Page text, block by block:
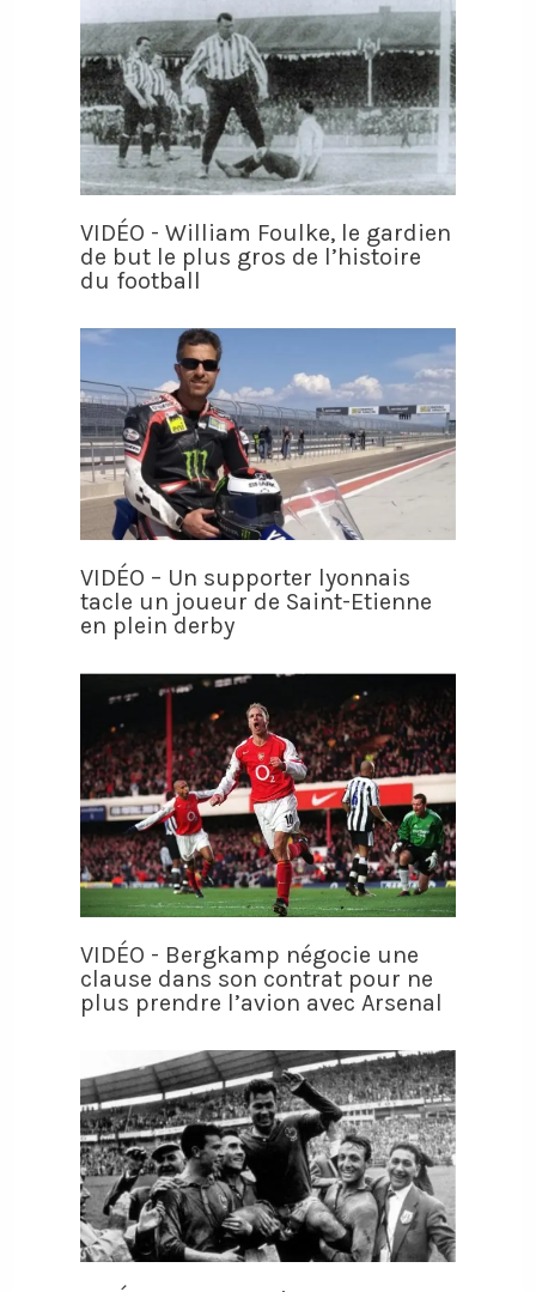
VIDÉO - William Foulke, le gardien
de but le plus gros de l’histoire
du football
VIDÉO – Un supporter lyonnais
tacle un joueur de Saint-Etienne
en plein derby
VIDÉO - Bergkamp négocie une
clause dans son contrat pour ne
plus prendre l’avion avec Arsenal